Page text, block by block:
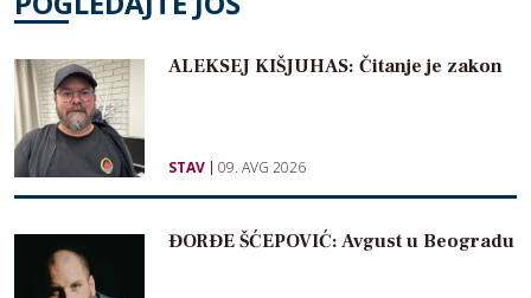
ALEKSEJ KIŠJUHAS: Čitanje je zakon
STAV 09. AVG 2026
ĐORĐE ŠĆEPOVIĆ: Avgust u Beogradu